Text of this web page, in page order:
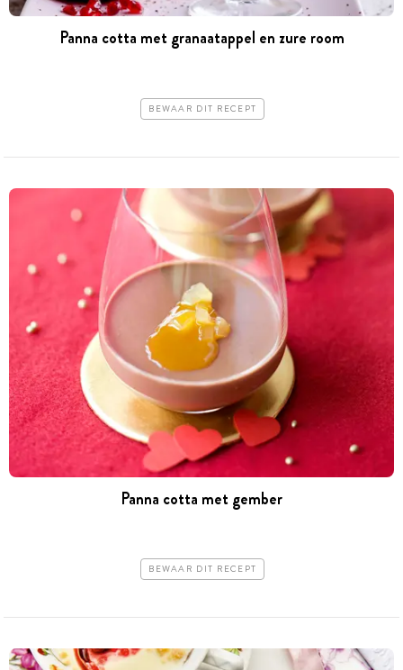
Panna cotta met granaatappel en zure room
BEWAAR DIT RECEPT
Panna cotta met gember
BEWAAR DIT RECEPT